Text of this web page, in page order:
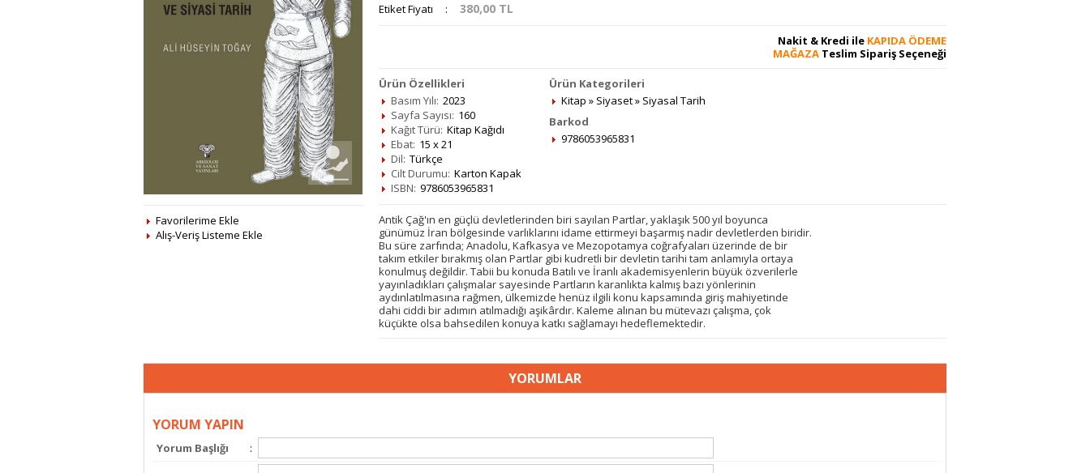
Favorilerime Ekle
Alış-Veriş Listeme Ekle
Etiket Fiyatı : 380,00 TL
Nakit & Kredi ile KAPIDA ÖDEME
MAĞAZA Teslim Sipariş Seçeneği
Ürün Özellikleri
Basım Yılı: 2023
Sayfa Sayısı: 160
Kağıt Türü: Kitap Kağıdı
Ebat: 15 x 21
Dil: Türkçe
Cilt Durumu: Karton Kapak
ISBN: 9786053965831
Ürün Kategorileri
Kitap » Siyaset» Siyasal Tarih
Barkod
9786053965831
Antik Çağ'ın en güçlü devletlerinden biri sayılan Partlar, yaklaşık 500 yıl boyunca
günümüz İran bölgesinde varlıklarını idame ettirmeyi başarmış nadir devletlerden biridir.
Bu süre zarfında; Anadolu, Kafkasya ve Mezopotamya coğrafyaları üzerinde de bir
takım etkiler bırakmış olan Partlar gibi kudretli bir devletin tarihi tam anlamıyla ortaya
konulmuş değildir. Tabii bu konuda Batılı ve İranlı akademisyenlerin büyük özverilerle
yayınladıkları çalışmalar sayesinde Partların karanlıkta kalmış bazı yönlerinin
aydınlatılmasına rağmen, ülkemizde henüz ilgili konu kapsamında giriş mahiyetinde
dahi ciddi bir adımın atılmadığı aşikârdır. Kaleme alınan bu mütevazı çalışma, çok
küçükte olsa bahsedilen konuya katkı sağlamayı hedeflemektedir.
YORUMLAR
YORUM YAPIN
Yorum Başlığı :